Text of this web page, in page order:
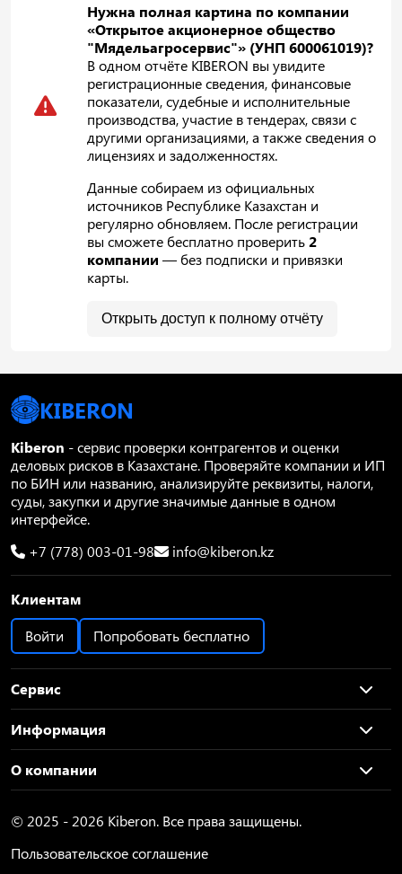
Нужна полная картина по компании
«Открытое акционерное общество
"Мядельагросервис"» (УНП 600061019)?
В одном отчёте KIBERON вы увидите
регистрационные сведения, финансовые
показатели, судебные и исполнительные
производства, участие в тендерах, связи с
другими организациями, а также сведения о
лицензиях и задолженностях.
Данные собираем из официальных
источников Республике Казахстан и
регулярно обновляем. После регистрации
вы сможете бесплатно проверить2
компании — без подписки и привязки
карты.
Открыть доступ к полному отчёту
KIBERON
Kiberon - сервис проверки контрагентов и оценки
деловых рисков в Казахстане. Проверяйте компании и ИП
по БИН или названию, анализируйте реквизиты, налоги,
суды, закупки и другие значимые данные в одном
интерфейсе.
+7 (778) 003-01-98
info@kiberon.kz
Клиентам
Войти
Попробовать бесплатно
Сервис
Информация
О компании
© 2025 - 2026 Kiberon. Все права защищены.
Пользовательское соглашение